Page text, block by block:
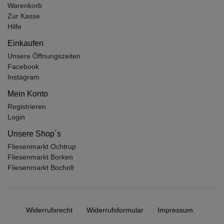
Warenkorb
Zur Kasse
Hilfe
Einkaufen
Unsere Öffnungszeiten
Facebook
Instagram
Mein Konto
Registrieren
Login
Unsere Shop´s
Fliesenmarkt Ochtrup
Fliesenmarkt Borken
Fliesenmarkt Bocholt
Widerrufs­recht Widerrufs­formular Impressum